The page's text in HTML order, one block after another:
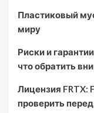
Пластиковый
миру
Риски и
что обратить
Лицензия FRTX:
проверить